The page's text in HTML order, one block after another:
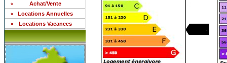
Achat/Vente
Locations Annuelles
Locations Vacances